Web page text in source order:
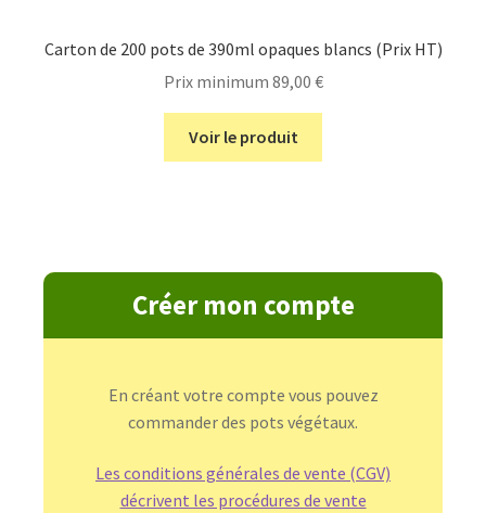
Carton de 200 pots de 390ml opaques blancs (Prix HT)
Prix minimum 89,00 €
Voir le produit
Créer mon compte
En créant votre compte vous pouvez
commander des pots végétaux.
Les conditions générales de vente (CGV)
décrivent les procédures de vente